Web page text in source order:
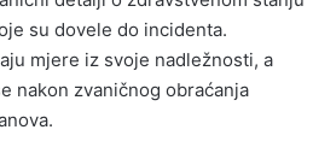
su dovele do incidenta.
mjere iz svoje nadležnosti, a
nakon zvaničnog obraćanja